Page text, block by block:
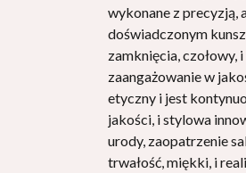
wykonane z precyzją,
doświadczonym
zamknięcia, czołowy,
zaangażowanie w
etyczny i jest
jakości, i stylowa
urody, zaopatrzenie
trwałość, miękki, i